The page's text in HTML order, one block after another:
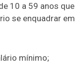
10 a 59 anos que
se enquadrar em
mínimo;